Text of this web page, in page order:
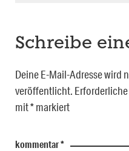
Schreibe
Deine E-Mail-Adresse wird
veröffentlicht.
mit*markiert
kommentar*